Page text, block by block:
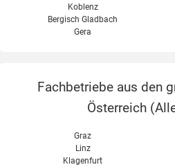
Koblenz
Bergisch Gladbach
Gera
Fachbetriebe aus den
Österreich (
Graz
Linz
Klagenfurt